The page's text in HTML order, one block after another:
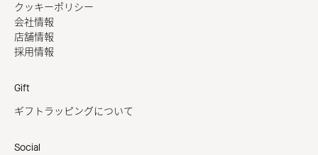
クッキーポリシー
会社情報
店舗情報
採用情報
Gift
ギフトラッピングについて
Social